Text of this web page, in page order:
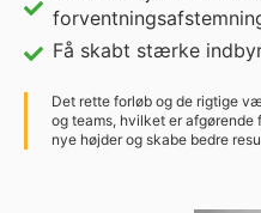
Få skabt stærke
Det rette forløb og de rigtige
og teams, hvilket er afgørende
nye højder og skabe bedre